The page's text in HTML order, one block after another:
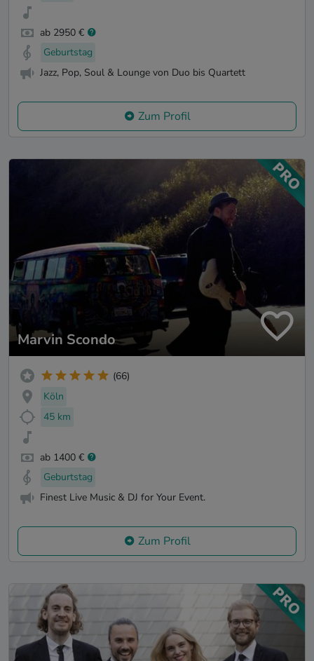
ab 2950 €
Geburtstag
Jazz, Pop, Soul & Lounge von Duo bis Quartett
Zum Profil
Marvin Scondo
(66)
Köln
45 km
ab 1400 €
Geburtstag
Finest Live Music & DJ for Your Event.
Zum Profil